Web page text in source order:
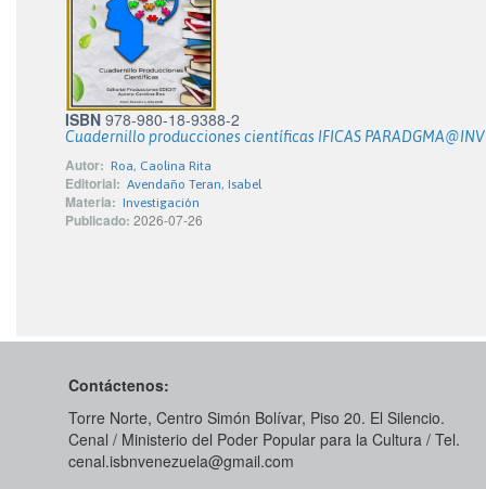
ISBN 978-980-18-9388-2
Cuadernillo producciones científicas IFICAS
Autor: Roa, Caolina Rita
Editorial: Avendaño Teran, Isabel
Materia: Investigación
Publicado: 2026-07-26
Contáctenos:
Torre Norte, Centro Simón Bolívar, Piso 20. El Silencio.
Cenal / Ministerio del Poder Popular para la Cultura / Tel.
cenal.isbnvenezuela@gmail.com